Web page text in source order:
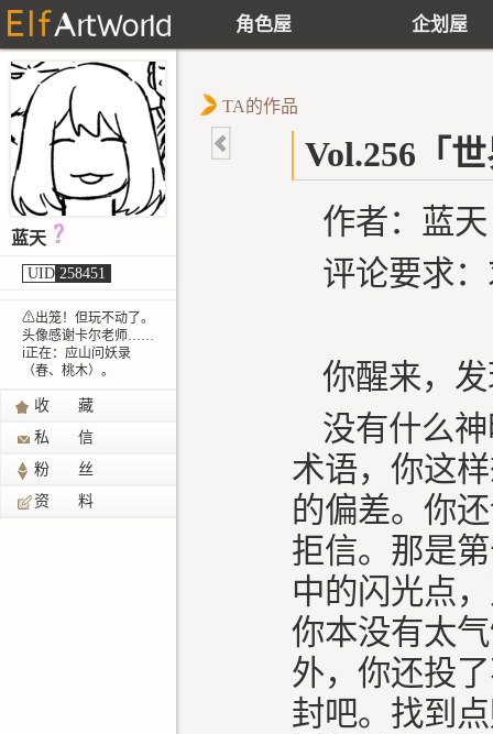
角色屋 企划屋
蓝天
UID 258451
⚠出笼！但玩不动了。
头像感谢卡尔老师……
ℹ正在：应山问妖录
（春、桃木）。
收 藏
私 信
粉 丝
资 料
TA的作品
Vol.256「
作者：蓝天
评论要求
你醒来，
没有什么
术语，你这
的偏差。你
拒信。那是
中的闪光点
你本没有太
外，你还投
封吧。找到